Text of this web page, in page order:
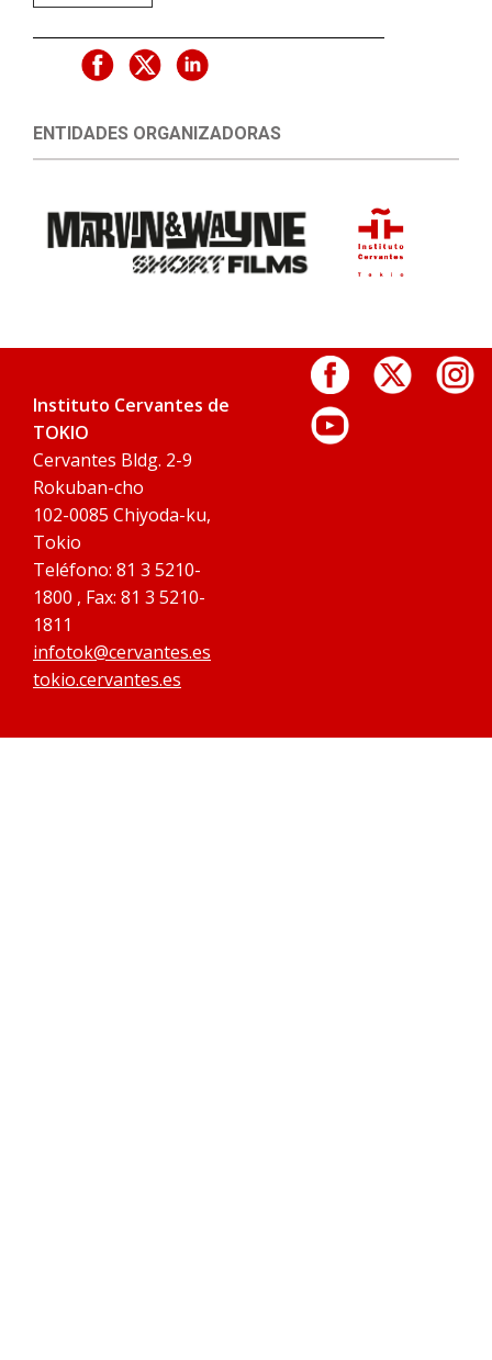
ENTIDADES ORGANIZADORAS
Instituto Cervantes de
TOKIO
Cervantes Bldg. 2-9
Rokuban-cho
102-0085 Chiyoda-ku,
Tokio
Teléfono: 81 3 5210-
1800 , Fax: 81 3 5210-
1811
infotok@cervantes.es
tokio.cervantes.es